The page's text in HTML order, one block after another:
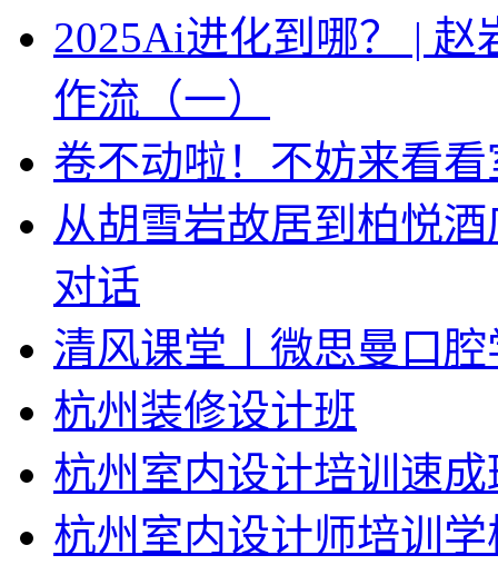
2025Ai进化到哪？ |
作流（一）
卷不动啦！不妨来看
从胡雪岩故居到柏悦
对话
清风课堂丨微思曼口
杭州装修设计班
杭州室内设计培训速成
杭州室内设计师培训